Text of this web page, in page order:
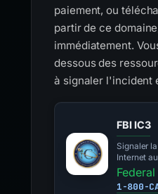
paiement, ou
partir de ce
immédiatement.
dessous des
à signaler l'incident
FBI IC3
Signaler
Internet
1-800-